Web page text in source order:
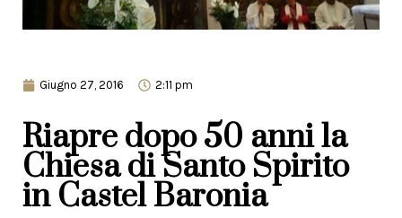
Giugno 27, 2016 2:11 pm
Riapre dopo 50 anni la
Chiesa di Santo Spirito
in Castel Baronia